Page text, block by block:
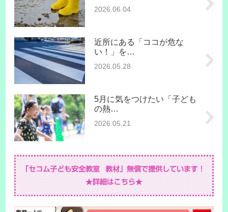
2026.06.04
近所にある「ココが危な
い！」を…
2026.05.28
5月に気をつけたい「子ども
の熱…
2026.05.21